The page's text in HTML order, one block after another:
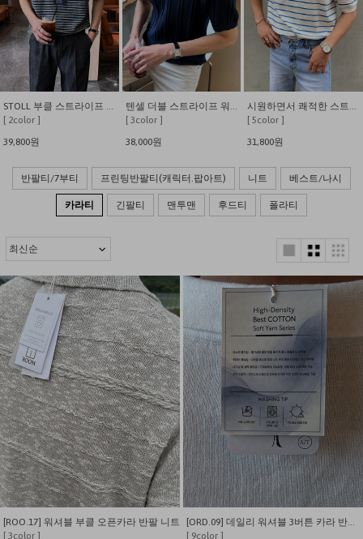
STOLL 부클 스트라이프 카라 니트
[ 2color ]
39,800원
텐셀 더블 스트라이프 워셔블 카라 반팔 니트
[ 3color ]
38,000원
시원하면서 쾌적한 스트라이프 카라 반팔 니트 티셔츠
[ 5color ]
31,800원
반팔티/7부티 프린팅반팔티(캐릭터.팝아트) 니트 베스트/나시
카라티 긴팔티 맨투맨 후드티 폴라티
[ROO.17] 워셔블 부클 오픈카라 반팔 니트
[ 3color ]
[ORD.09] 데일리 워셔블 3버튼 카라 반팔 니트
[ 9color ]